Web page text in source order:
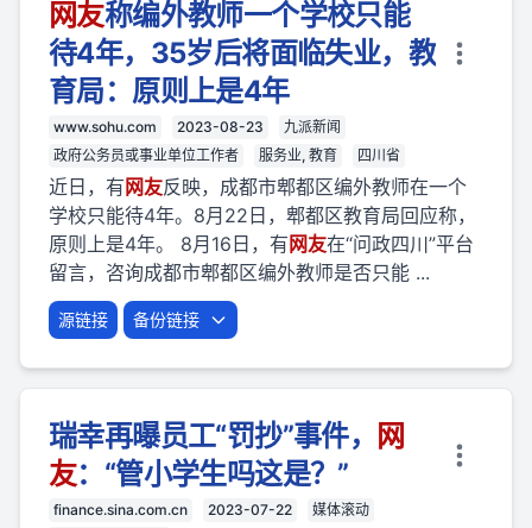
网友称编外教师一个学校只能
待4年，35岁后将面临失业，教
育局：原则上是4年
www.sohu.com 2023-08-23
九派新闻
政府公务员或事业单位工作者
服务业, 教育 四川省
近日，有 网友反映，成都市郫都区编外教师在一个
学校只能待4年。8月22日，郫都区教育局回应称，
原则上是4年。 8月16日，有 网友在“问政四川”平台
留言，咨询成都市郫都区编外教师是否只能 ...
源链接 备份链接
瑞幸再曝员工“罚抄”事件，
网
友：“管小学生吗这是？”
finance.sina.com.cn 2023-07-22
媒体滚动